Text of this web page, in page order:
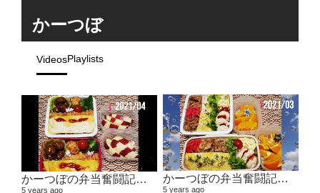
かーつぼ
VideosPlaylists
かーつぼの弁当奮闘記その6 【２０２１年４月～５月】
5 years ago
かーつぼの弁当奮闘記その5 【２０２１年２月～３月】
5 years ago